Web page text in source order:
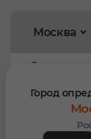
Москва
Город